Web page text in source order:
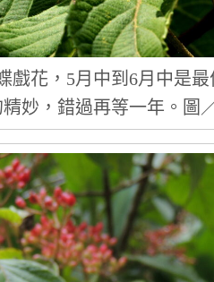
戲花，5月中到6月中是
妙，錯過再等一年。圖